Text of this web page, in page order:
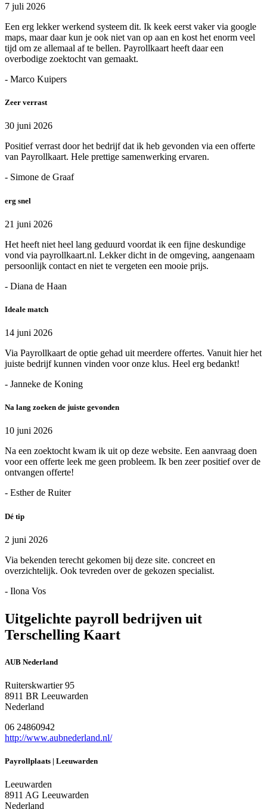
7 juli 2026
Een erg lekker werkend systeem dit. Ik keek eerst vaker via google
maps, maar daar kun je ook niet van op aan en kost het enorm veel
tijd om ze allemaal af te bellen. Payrollkaart heeft daar een
overbodige zoektocht van gemaakt.
- Marco Kuipers
Zeer verrast
30 juni 2026
Positief verrast door het bedrijf dat ik heb gevonden via een offerte
van Payrollkaart. Hele prettige samenwerking ervaren.
- Simone de Graaf
erg snel
21 juni 2026
Het heeft niet heel lang geduurd voordat ik een fijne deskundige
vond via payrollkaart.nl. Lekker dicht in de omgeving, aangenaam
persoonlijk contact en niet te vergeten een mooie prijs.
- Diana de Haan
Ideale match
14 juni 2026
Via Payrollkaart de optie gehad uit meerdere offertes. Vanuit hier het
juiste bedrijf kunnen vinden voor onze klus. Heel erg bedankt!
- Janneke de Koning
Na lang zoeken de juiste gevonden
10 juni 2026
Na een zoektocht kwam ik uit op deze website. Een aanvraag doen
voor een offerte leek me geen probleem. Ik ben zeer positief over de
ontvangen offerte!
- Esther de Ruiter
Dé tip
2 juni 2026
Via bekenden terecht gekomen bij deze site. concreet en
overzichtelijk. Ook tevreden over de gekozen specialist.
- Ilona Vos
Uitgelichte payroll bedrijven uit
Terschelling Kaart
AUB Nederland
Ruiterskwartier 95
8911 BR Leeuwarden
Nederland
06 24860942
http://www.aubnederland.nl/
Payrollplaats | Leeuwarden
Leeuwarden
8911 AG Leeuwarden
Nederland